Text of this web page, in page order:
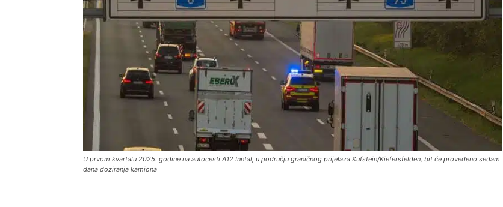
U prvom kvartalu 2025. godine na autocesti A12 Inntal, u području graničnog prijelaza Kufstein/Kiefersfelden, bit će provedeno sedam
dana doziranja kamiona